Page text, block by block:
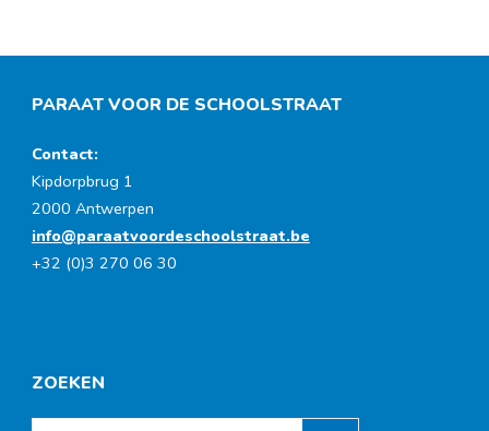
PARAAT VOOR DE SCHOOLSTRAAT
Contact:
Kipdorpbrug 1
2000 Antwerpen
info@paraatvoordeschoolstraat.be
+32 (0)3 270 06 30
ZOEKEN